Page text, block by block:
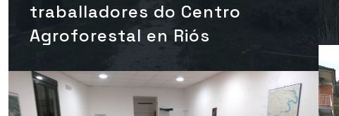
traballadores do Centro
Agroforestal en Riós